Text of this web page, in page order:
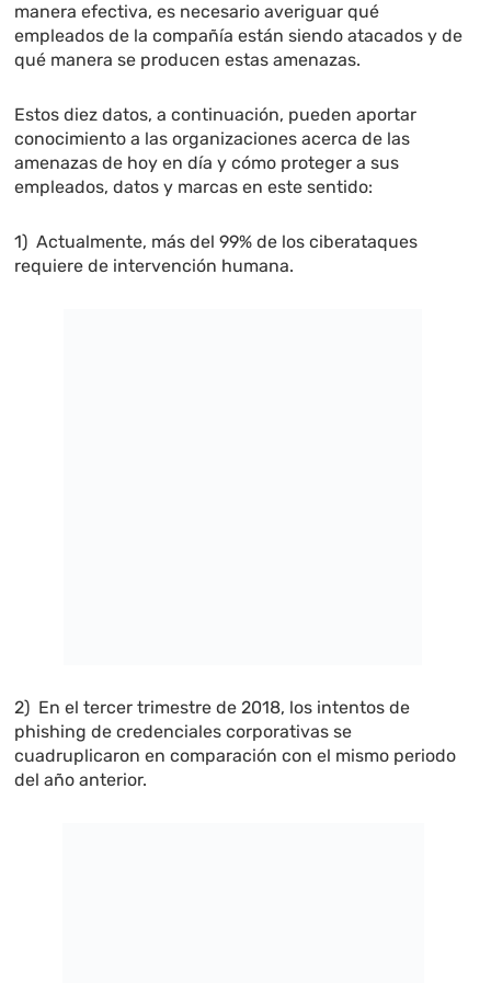
manera efectiva, es necesario averiguar qué
empleados de la compañía están siendo atacados y de
qué manera se producen estas amenazas.
Estos diez datos, a continuación, pueden aportar
conocimiento a las organizaciones acerca de las
amenazas de hoy en día y cómo proteger a sus
empleados, datos y marcas en este sentido:
1) Actualmente, más del 99% de los ciberataques
requiere de intervención humana.
2) En el tercer trimestre de 2018, los intentos de
phishing de credenciales corporativas se
cuadruplicaron en comparación con el mismo periodo
del año anterior.